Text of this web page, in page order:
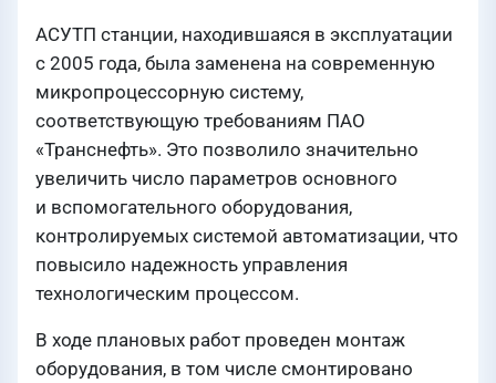
АСУТП станции, находившаяся в эксплуатации
с 2005 года, была заменена на современную
микропроцессорную систему,
соответствующую требованиям ПАО
«Транснефть». Это позволило значительно
увеличить число параметров основного
и вспомогательного оборудования,
контролируемых системой автоматизации, что
повысило надежность управления
технологическим процессом.
В ходе плановых работ проведен монтаж
оборудования, в том числе смонтировано